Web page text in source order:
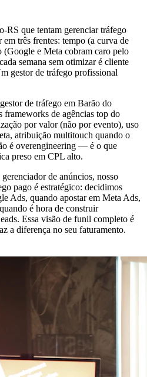
RS que tentam gerenciar tráfego
três frentes: tempo (a curva de
e Meta cobram caro pelo
semana sem otimizar é cliente
gestor de tráfego profissional
de tráfego em Barão do
frameworks de agências top do
por valor (não por evento), uso
atribuição multitouch quando o
é overengineering — é o que
preso em CPL alto.
de anúncios, nosso
pago é estratégico: decidimos
Ads, quando apostar em Meta Ads,
é hora de construir
Essa visão de funil completo é
a diferença no seu faturamento.